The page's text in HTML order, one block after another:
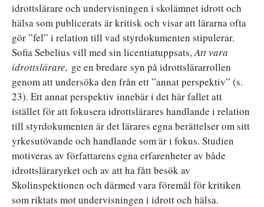
idrottslärare och undervisningen i skolämnet idrott och
hälsa som publicerats är kritisk och visar att lärarna ofta
gör ”fel” i relation till vad styrdokumenten stipulerar.
Sofia Sebelius vill med sin licentiatuppsats, Att vara
idrottslärare, ge en bredare syn på idrottslärarrollen
genom att undersöka den från ett ”annat perspektiv” (s.
23). Ett annat perspektiv innebär i det här fallet att
istället för att fokusera idrottslärares handlande i relation
till styrdokumenten är det lärares egna berättelser om sitt
yrkesutövande och handlande som är i fokus. Studien
motiveras av författarens egna erfarenheter av både
idrottsläraryrket och av att ha fått besök av
Skolinspektionen och därmed vara föremål för kritiken
som riktats mot undervisningen i idrott och hälsa.